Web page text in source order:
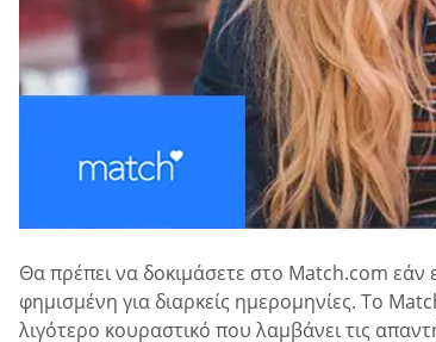
Θα πρέπει να δοκιμάσετε στο Match.com εάν
φημισμένη για διαρκείς ημερομηνίες. Το
λιγότερο κουραστικό που λαμβάνει τις